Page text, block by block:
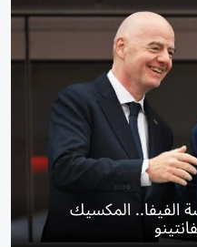
الفيفا.. المكسيك